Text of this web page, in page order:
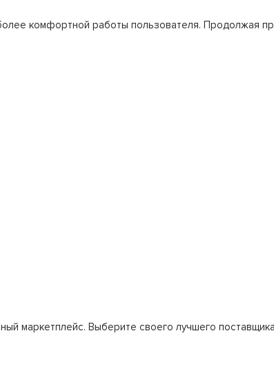
комфортной работы пользователя. Продолжая
маркетплейс. Выберите своего лучшего